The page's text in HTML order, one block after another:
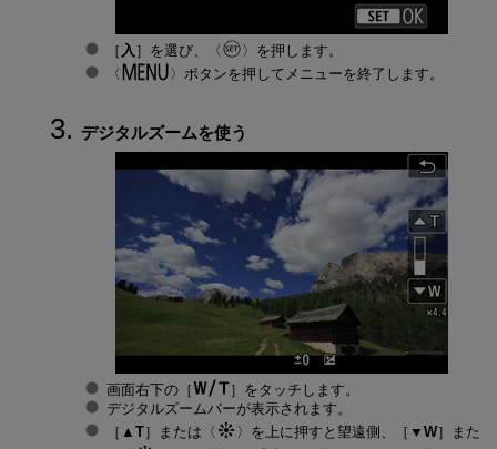
［ 入 ］を選び、
を押します。
ボタンを押してメニューを終了します。
デジタルズームを使う
画面右下の［
］をタッチします。
デジタルズームバーが表示されます。
［ ▲T］または を上に押すと望遠側、［ ▼W］また